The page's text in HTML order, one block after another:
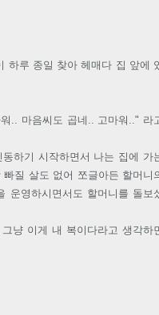
하루 종일 찾아 헤매다 집 앞에
.. 마음씨도 곱네.. 고마워.." 라
하기 시작하면서 나는 집에 가
질 살도 없어 쪼글아든 할머니
운영하시면서도 할머니를 돌보
냥 이게 내 복이다라고 생각하